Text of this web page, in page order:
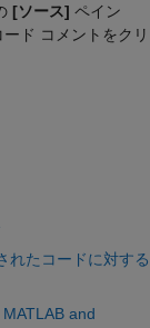
[ソース] ペイン
ド コメントをクリ
れたコードに対する
and